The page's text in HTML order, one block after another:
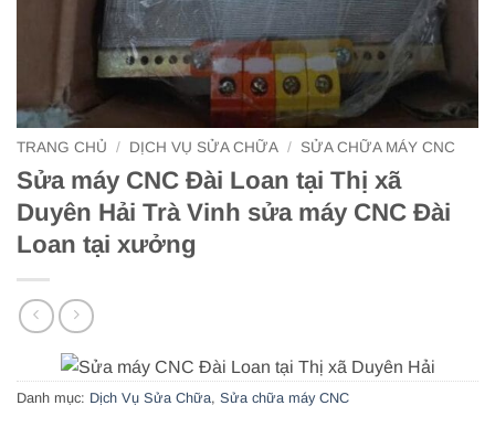
TRANG CHỦ / DỊCH VỤ SỬA CHỮA / SỬA CHỮA MÁY CNC
Sửa máy CNC Đài Loan tại Thị xã
Duyên Hải Trà Vinh sửa máy CNC Đài
Loan tại xưởng
Danh mục: Dịch Vụ Sửa Chữa, Sửa chữa máy CNC